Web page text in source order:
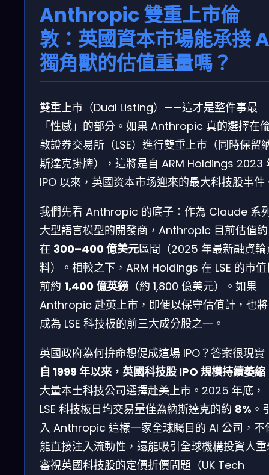
Anthropic 雙重上市倫
敦：英國資本市場能承接
獨角獸的估值重量嗎？
雙重上市（Dual Listing）——這才是整件事最
「性感」的部分。如果 Anthropic 真的選擇在
敦證券交易所（LSE）進行雙重上市（同時保留
斯達克掛牌），這將是自 ARM Holdings 2023
IPO 以來，英國资本市场迎來的最大科技股事件
我們先看 Anthropic 的底子：作為 Claude 系
大型語言模型的開發商，Anthropic 目前估值約
在 300–400 億美元區間（2025 年最新融資輪
料）。相較之下，ARM Holdings 在 LSE 的市
前約 1,400 億英鎊 （約 1,800 億美元）。如果
Anthropic 赴英上市，即便以保守估值計，也將
成為 LSE 科技板的前三大成分股之一。
英國政府為何拚命想促成這場 IPO？答案很現實
自 1999 年以來，英國科技股 IPO 規模持續萎縮
大量本土科技公司選擇赴美上市。2025 年底，
LSE 科技板日均交易量僅為納斯達克的約 8% 。
入 Anthropic 這樣一家全球矚目的 AI 公司，不
能直接注入流動性，還能吸引全球機構投資人
審視英國科技股的定價折價問題（UK Tech